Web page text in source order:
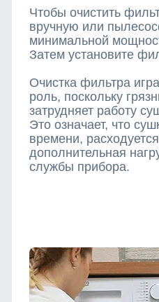
Чтобы очистить
вручную или
минимальной
Затем установите
Очистка фильтра
роль, поскольку
затрудняет работу
Это означает, что
времени,
дополнительная
службы прибора.